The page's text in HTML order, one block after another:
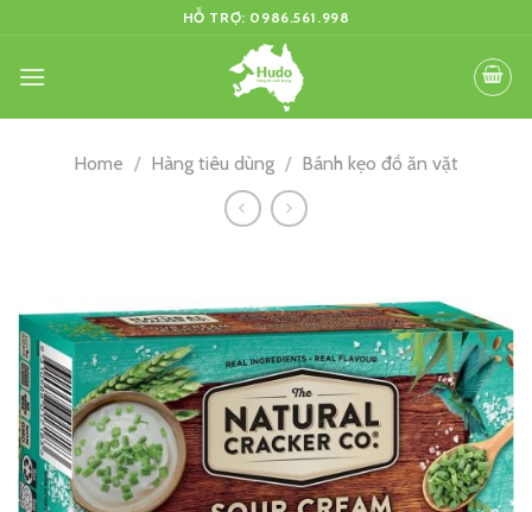
content
HỖ TRỢ: 0986.561.998
Home / Hàng tiêu dùng / Bánh kẹo đồ ăn vặt